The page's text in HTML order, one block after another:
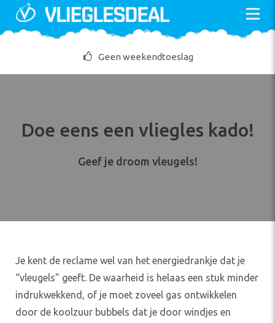
Skip
Geen weekendtoeslag
Doe eens een vliegles kado!
Geef je droom vleugels!
Je kent de reclame wel van het energiedrankje dat je
“vleugels” geeft. De waarheid is helaas een stuk minder
indrukwekkend, of je moet zoveel gas ontwikkelen
door de koolzuur bubbels dat je door windjes en